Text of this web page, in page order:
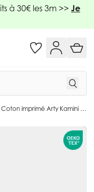
à 30€ les 3m >> Je
Tissu Coton imprimé Arty Kamini sur fond Bleu marine - Par 10 cm